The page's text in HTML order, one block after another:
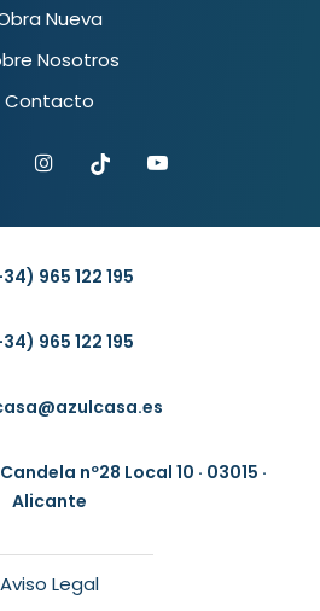
Nueva
Nosotros
Contacto
965 122 195
965 122 195
nº28 Local 10 · 03015 ·
Alicante
Aviso Legal